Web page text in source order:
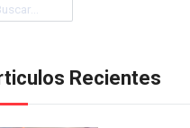
Recientes